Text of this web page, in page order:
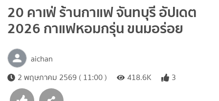
20 คาเฟ่ ร้านกาแฟ จันทบุรี อัปเดต
2026 กาแฟหอมกรุ่น ขนมอร่อย
aichan
2 พฤษภาคม 2569 ( 11:00 )
418.6K 3